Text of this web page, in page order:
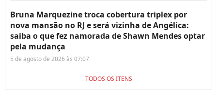
Bruna Marquezine troca cobertura triplex por
nova mansão no RJ e será vizinha de Angélica:
saiba o que fez namorada de Shawn Mendes optar
pela mudança
5 de agosto de 2026 às 07:07
TODOS OS ITENS